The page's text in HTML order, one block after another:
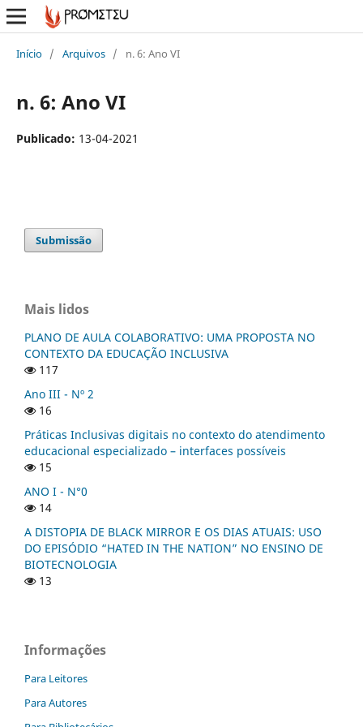
Início / Arquivos / n. 6: Ano VI
n. 6: Ano VI
Publicado: 13-04-2021
Submissão
Mais lidos
PLANO DE AULA COLABORATIVO: UMA PROPOSTA NO
CONTEXTO DA EDUCAÇÃO INCLUSIVA
117
Ano III - Nº 2
16
Práticas Inclusivas digitais no contexto do atendimento
educacional especializado – interfaces possíveis
15
ANO I - N°0
14
A DISTOPIA DE BLACK MIRROR E OS DIAS ATUAIS: USO
DO EPISÓDIO “HATED IN THE NATION” NO ENSINO DE
BIOTECNOLOGIA
13
Informações
Para Leitores
Para Autores